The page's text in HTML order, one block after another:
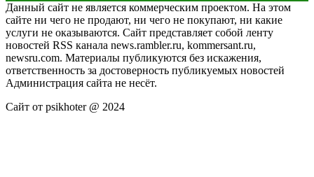
Данный сайт не является коммерческим проектом. На этом
сайте ни чего не продают, ни чего не покупают, ни какие
услуги не оказываются. Сайт представляет собой ленту
новостей RSS канала news.rambler.ru, kommersant.ru,
newsru.com. Материалы публикуются без искажения,
ответственность за достоверность публикуемых новостей
Администрация сайта не несёт.
Сайт от psikhoter @ 2024